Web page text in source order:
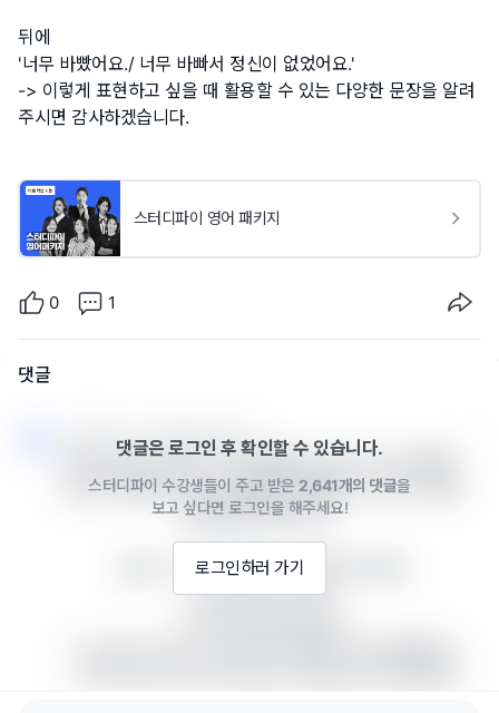
뒤에
'너무 바빴어요./ 너무 바빠서 정신이 없었어요.'
-> 이렇게 표현하고 싶을 때 활용할 수 있는 다양한 문장을 알려
주시면 감사하겠습니다.
스터디파이 영어 패키지
0 1
댓글
회신이 늦은 이유로 "너무 바빴어요." 또는 "너무 바빠서
정신이 없었어요."라고 표현할 때 활용할 수 있는 다양한
문장을 알려드립니다.
### 1. "너무 바빴어요." (일반적인 표현)
- I’ve been so busy.
댓글은 로그인 후 확인할 수 있습니다.
스터디파이 수강생들이 주고 받은 2,641개의 댓글을
보고 싶다면 로그인을 해주세요!
로그인하러 가기